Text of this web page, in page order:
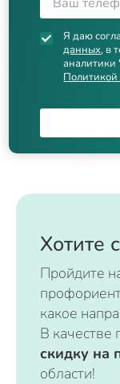
Я даю
данных, в
аналитики
Хотите
Пройдите
какое
В качестве
скидку на
области!